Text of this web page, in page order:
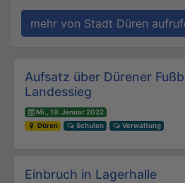
mehr von Stadt Düren
Beitrags-
Aufsatz über Dürener
Landessieg
Mi., 19. Januar 2022
Düren
Schulen Verwaltung
Einbruch in Lagerhalle